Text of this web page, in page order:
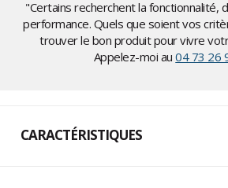
"Certains recherchent la fonctionnalité,
performance. Quels que soient vos
trouver le bon produit pour vivre
Appelez-moi au04 73 26
CARACTÉRISTIQUES